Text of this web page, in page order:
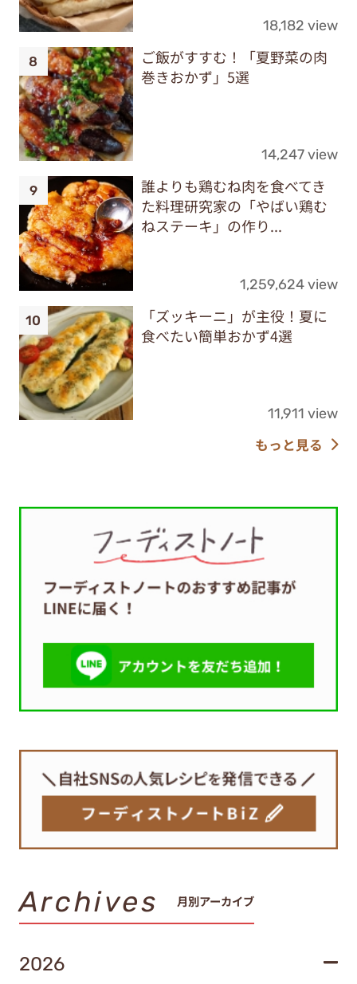
18,182 view
ご飯がすすむ！「夏野菜の肉
巻きおかず」5選
14,247 view
誰よりも鶏むね肉を食べてき
た料理研究家の「やばい鶏む
ねステーキ」の作り...
1,259,624 view
「ズッキーニ」が主役！夏に
食べたい簡単おかず4選
11,911 view
もっと見る
Archives 月別アーカイブ
2026